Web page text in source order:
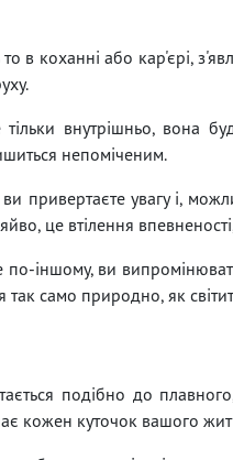
в коханні або кар'єрі,
внутрішньо, вона
непоміченим.
увагу і,
це втілення
іншому, ви
так само природно, як
подібно до
кожен куточок вашого